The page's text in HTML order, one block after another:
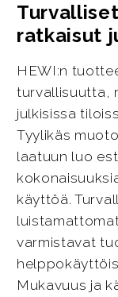
ratkaisut
HEWI:n
turvallisuutta,
julkisissa
Tyylikäs
laatuun luo
käyttöä.
varmistavat
Mukavuus ja